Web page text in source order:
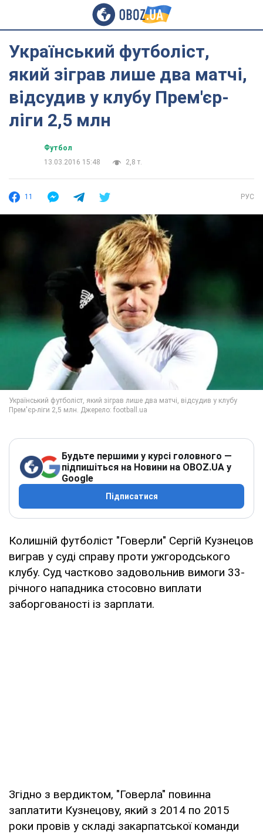
Український футболіст,
який зіграв лише два матчі,
відсудив у клубу Прем'єр-
ліги 2,5 млн
Футбол
13.03.2016 15:48
2,8 т.
11 РУС
Будьте першими у курсі головного —
підпишіться на Новини на OBOZ.UA у
Google
Підписатися
Колишній футболіст "Говерли" Сергій Кузнецов
виграв у суді справу проти ужгородського
клубу. Суд частково задовольнив вимоги 33-
річного нападника стосовно виплати
заборгованості із зарплати.
Згідно з вердиктом, "Говерла" повинна
заплатити Кузнецову, який з 2014 по 2015
роки провів у складі закарпатської команди